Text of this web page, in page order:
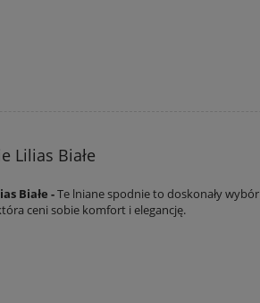
Lilias Białe
Białe -Te lniane spodnie to doskonały wybór
ceni sobie komfort i elegancję.